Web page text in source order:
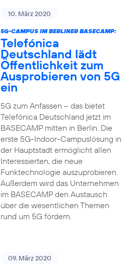
10. März 2020
5G-CAMPUS IM BERLINER BASECAMP:
Telefónica
Deutschland lädt
Öffentlichkeit zum
Ausprobieren von 5G
ein
5G zum Anfassen – das bietet
Telefónica Deutschland jetzt im
BASECAMP mitten in Berlin. Die
erste 5G-Indoor-Campuslösung in
der Hauptstadt ermöglicht allen
Interessierten, die neue
Funktechnologie auszuprobieren.
Außerdem wird das Unternehmen
im BASECAMP den Austausch
über die wesentlichen Themen
rund um 5G fördern.
09. März 2020